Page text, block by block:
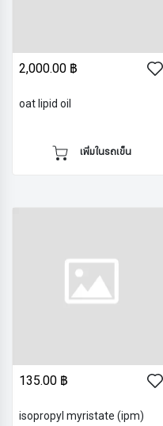
2,000.00 ฿
oat lipid oil
เพิ่มในรถเข็น
135.00 ฿
isopropyl myristate (ipm)